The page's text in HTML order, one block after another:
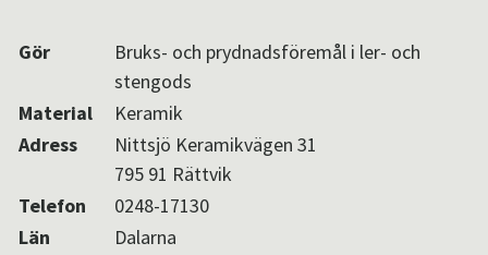
Gör
Bruks- och prydnadsföremål i ler- och
stengods
Material
Keramik
Adress
Nittsjö Keramikvägen 31
795 91 Rättvik
Telefon
0248-17130
Län
Dalarna